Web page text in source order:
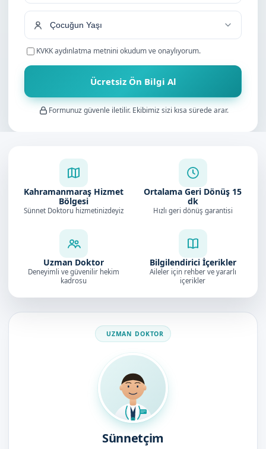
+90
KVKK aydınlatma metnini okudum ve onaylıyorum.
Ücretsiz Ön Bilgi Al
Formunuz güvenle iletilir. Ekibimiz sizi kısa sürede arar.
Kahramanmaraş Hizmet
Bölgesi
Sünnet Doktoru hizmetinizdeyiz
Ortalama Geri Dönüş 15
dk
Hızlı geri dönüş garantisi
Uzman Doktor
Deneyimli ve güvenilir hekim
kadrosu
Bilgilendirici İçerikler
Aileler için rehber ve yararlı
içerikler
Doktorumuz
Sünnetçim